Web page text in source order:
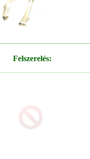
Felszerelés: